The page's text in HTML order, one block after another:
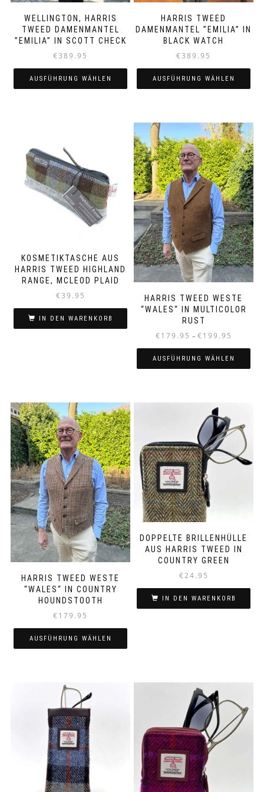
WELLINGTON, HARRIS
TWEED DAMENMANTEL
”EMILIA” IN SCOTT CHECK
€389.95
AUSFÜHRUNG WÄHLEN
auf.
Die
Optionen
können
auf
der
Produktseite
werden
HARRIS TWEED
DAMENMANTEL ”EMILIA” IN
BLACK WATCH
€389.95
AUSFÜHRUNG WÄHLEN
weist
mehrere
Varianten
auf.
Die
Optionen
können
auf
Produktseite
gewählt
werden
KOSMETIKTASCHE AUS
HARRIS TWEED HIGHLAND
RANGE, MCLEOD PLAID
€39.95
IN DEN WARENKORB
HARRIS TWEED WESTE
“WALES“ IN MULTICOLOR
RUST
€179.95 – €199.95
bis
€199.95
AUSFÜHRUNG WÄHLEN
mehrere
Varianten
auf.
Die
Optionen
können
auf
der
Produktseite
gewählt
werden
HARRIS TWEED WESTE
“WALES“ IN COUNTRY
HOUNDSTOOTH
€179.95
AUSFÜHRUNG WÄHLEN
mehrere
Varianten
auf.
Die
Optionen
können
auf
der
Produktseite
DOPPELTE BRILLENHÜLLE
AUS HARRIS TWEED IN
COUNTRY GREEN
€24.95
IN DEN WARENKORB